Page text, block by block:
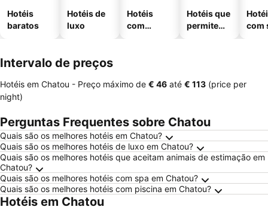
Hotéis
baratos
Hotéis de
luxo
Hotéis
com
Hotéis que
permitem
com
Intervalo de preços
Hotéis em Chatou - Preço máximo de ‎€ 46 até ‎€ 113 (price per
night)
Perguntas Frequentes sobre Chatou
Quais são os melhores hotéis em Chatou?
Quais são os melhores hotéis de luxo em Chatou?
Quais são os melhores hotéis que aceitam animais de estimação em
Chatou?
Quais são os melhores hotéis com spa em Chatou?
Quais são os melhores hotéis com piscina em Chatou?
Hotéis em Chatou